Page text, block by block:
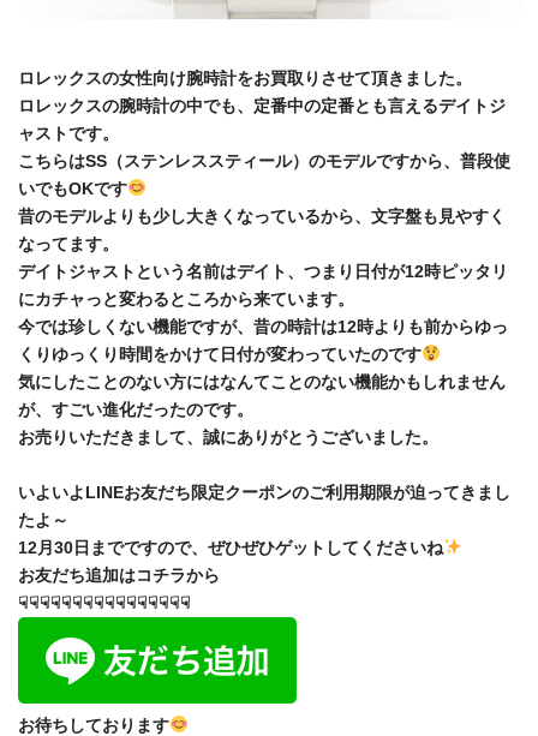
ロレックスの女性向け腕時計をお買取りさせて頂きました。
ロレックスの腕時計の中でも、定番中の定番とも言えるデイトジ
ャストです。
こちらはSS（ステンレススティール）のモデルですから、普段使
いでもOKです
昔のモデルよりも少し大きくなっているから、文字盤も見やすく
なってます。
デイトジャストという名前はデイト、つまり日付が12時ピッタリ
にカチャっと変わるところから来ています。
今では珍しくない機能ですが、昔の時計は12時よりも前からゆっ
くりゆっくり時間をかけて日付が変わっていたのです
気にしたことのない方にはなんてことのない機能かもしれません
が、すごい進化だったのです。
お売りいただきまして、誠にありがとうございました。
いよいよLINEお友だち限定クーポンのご利用期限が迫ってきまし
たよ～
12月30日までですので、ぜひぜひゲットしてくださいね
お友だち追加はコチラから
☟☟☟☟☟☟☟☟☟☟☟☟☟☟☟☟
お待ちしております